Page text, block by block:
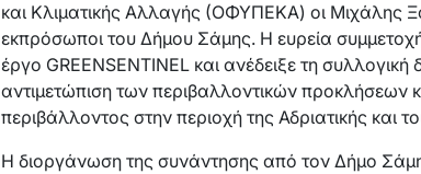
και Κλιματικής Αλλαγής (ΟΦΥΠΕΚΑ) οι Μιχάλης
εκπρόσωποι του Δήμου Σάμης. Η ευρεία
έργο GREENSENTINEL και ανέδειξε τη
αντιμετώπιση των περιβαλλοντικών προκλήσεων
περιβάλλοντος στην περιοχή της Αδριατικής και
Η διοργάνωση της συνάντησης από τον Δήμο